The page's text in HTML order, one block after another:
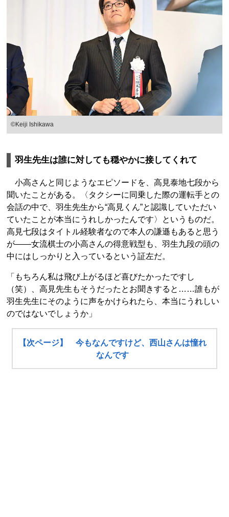
©Keiji Ishikawa
羽生先生は誰に対しても穏やかに接してくれて
小高さんと同じようなエピソードを、高見泰地七段から
聞いたことがある。〈タクシーに同乗した際の運転手との
会話の中で、羽生先生から“高見くん”と認識していただい
ていたことが本当にうれしかったんです〉というものだ。
高見七段はタイトル経験者なので本人の謙遜もあると思う
が――女流棋士の小高さんの得意戦型も、羽生九段の頭の
中にはしっかりと入っているという証左だ。
「もちろん私は飛び上がるほど喜びたかったですし
（笑）、高見先生もそうだったとお聞きすると……誰もが
羽生先生にそのように声をかけられたら、本当にうれしい
のではないでしょうか」
【次ページ】 今もなんですけど、西山さんは憧れ
なんです